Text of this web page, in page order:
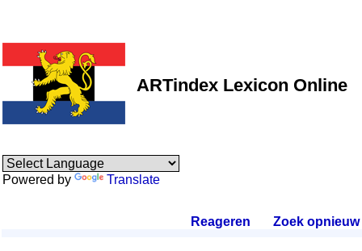
ARTindex Lexicon Online
Powered by Translate
Reageren Zoek opnieuw.